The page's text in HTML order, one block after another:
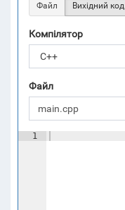
Файл Вихідний код
Компілятор
C++
Файл
1